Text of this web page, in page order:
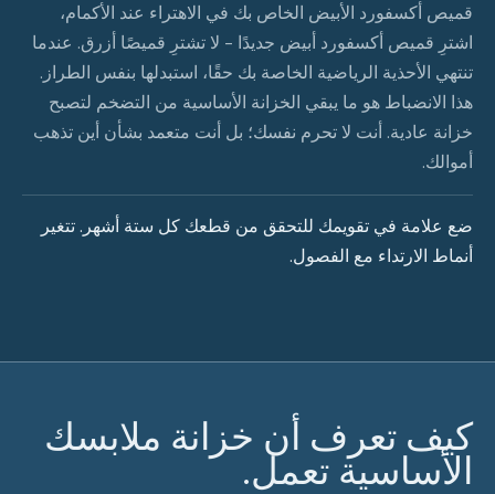
قميص أكسفورد الأبيض الخاص بك في الاهتراء عند الأكمام،
اشترِ قميص أكسفورد أبيض جديدًا - لا تشترِ قميصًا أزرق. عندما
تنتهي الأحذية الرياضية الخاصة بك حقًا، استبدلها بنفس الطراز.
هذا الانضباط هو ما يبقي الخزانة الأساسية من التضخم لتصبح
خزانة عادية. أنت لا تحرم نفسك؛ بل أنت متعمد بشأن أين تذهب
أموالك.
ضع علامة في تقويمك للتحقق من قطعك كل ستة أشهر. تتغير
أنماط الارتداء مع الفصول.
كيف تعرف أن خزانة ملابسك
الأساسية تعمل.